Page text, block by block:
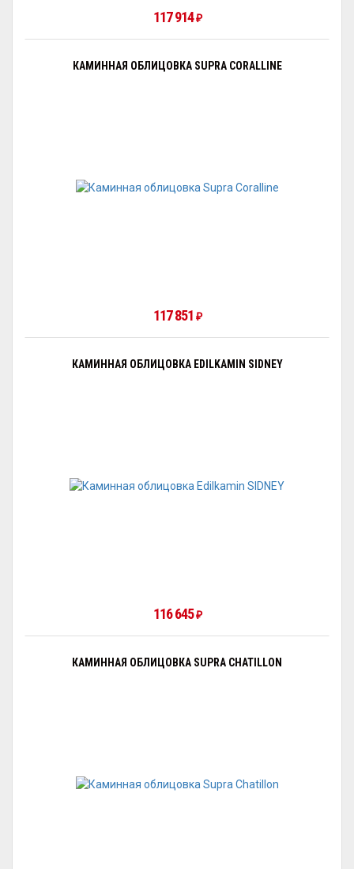
117 914 ₽
КАМИННАЯ ОБЛИЦОВКА SUPRA CORALLINE
117 851 ₽
КАМИННАЯ ОБЛИЦОВКА EDILKAMIN SIDNEY
116 645 ₽
КАМИННАЯ ОБЛИЦОВКА SUPRA CHATILLON